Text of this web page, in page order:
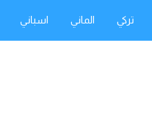
تركي الماني اسباني